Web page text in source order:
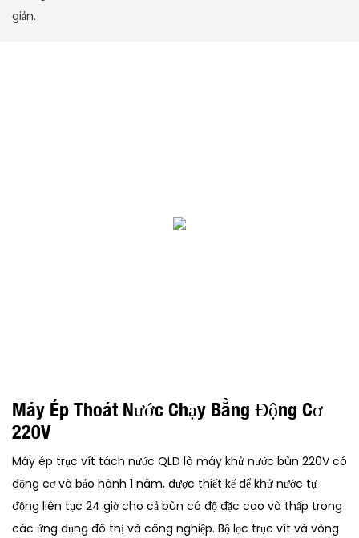
giản.
Máy Ép Thoát Nước Chạy Bằng Động Cơ
220V
Máy ép trục vít tách nước QLD là máy khử nước bùn 220V có
động cơ và bảo hành 1 năm, được thiết kế để khử nước tự
động liên tục 24 giờ cho cả bùn có độ đặc cao và thấp trong
các ứng dụng đô thị và công nghiệp. Bộ lọc trục vít và vòng